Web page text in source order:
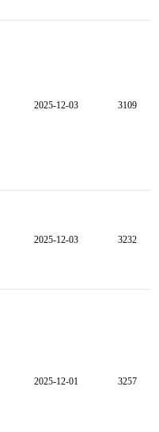
2025-12-03 3109
2025-12-03 3232
2025-12-01 3257